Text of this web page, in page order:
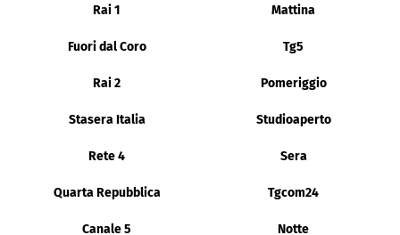
Rai 1 Mattina
Fuori dal Coro Tg5
Rai 2 Pomeriggio
Stasera Italia Studioaperto
Rete 4 Sera
Quarta Repubblica Tgcom24
Canale 5 Notte